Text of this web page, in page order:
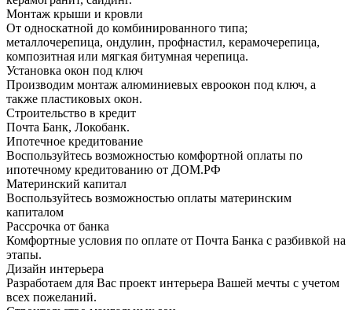
Монтаж крыши и кровли
От односкатной до комбинированного типа;
металлочерепица, ондулин, профнастил, керамочерепица,
композитная или мягкая битумная черепица.
Установка окон под ключ
Производим монтаж алюминиевых евроокон под ключ, а
также пластиковых окон.
Строительство в кредит
Почта Банк, Локобанк.
Ипотечное кредитование
Воспользуйтесь возможностью комфортной оплаты по
ипотечному кредитованию от ДОМ.РФ
Материнский капитал
Воспользуйтесь возможностью оплаты материнским
капиталом
Рассрочка от банка
Комфортные условия по оплате от Почта Банка с разбивкой на
этапы.
Дизайн интерьера
Разработаем для Вас проект интерьера Вашей мечты с учетом
всех пожеланий.